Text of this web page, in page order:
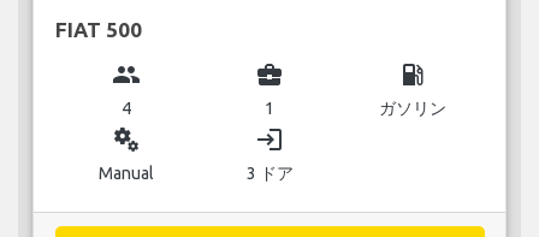
FIAT 500
group
4
business_center
1
local_gas_station
ガソリン
miscellaneous_services
Manual
login
3 ドア